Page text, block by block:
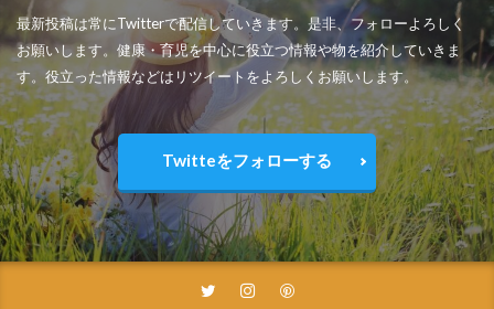
最新投稿は常にTwitterで配信していきます。是非、フォローよろしく
お願いします。健康・育児を中心に役立つ情報や物を紹介していきま
す。役立った情報などはリツイートをよろしくお願いします。
Twitteをフォローする